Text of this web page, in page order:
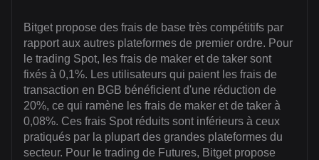
Bitget propose des frais de base très compétitifs par
rapport aux autres plateformes de premier ordre. Pour
le trading Spot, les frais de maker et de taker sont
fixés à 0,1%. Les utilisateurs qui paient les frais de
transaction en BGB bénéficient d'une réduction de
20%, ce qui ramène les frais de maker et de taker à
0,08%. Ces frais Spot réduits sont inférieurs à ceux
pratiqués par la plupart des grandes plateformes du
secteur. Pour le trading de Futures, Bitget propose